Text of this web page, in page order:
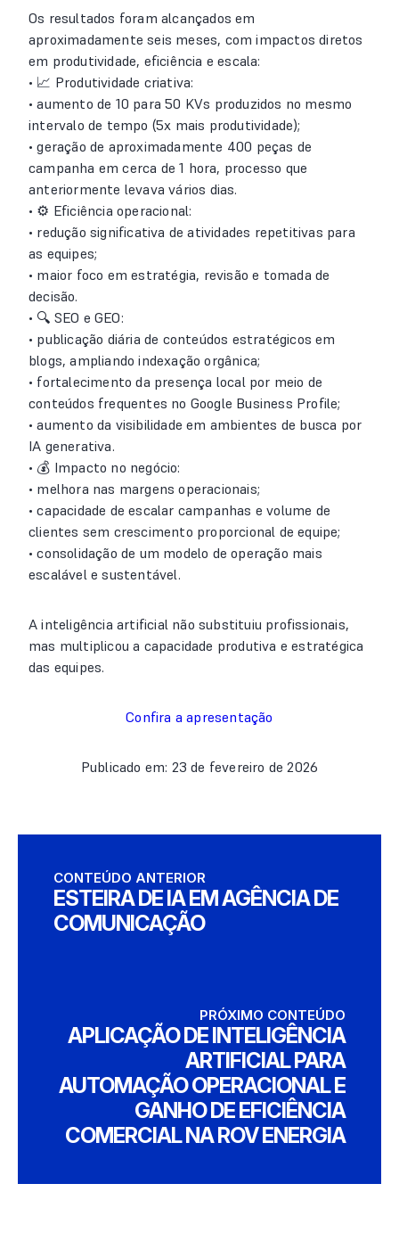
Os resultados foram alcançados em
aproximadamente seis meses, com impactos diretos
em produtividade, eficiência e escala:
• 📈 Produtividade criativa:
• aumento de 10 para 50 KVs produzidos no mesmo
intervalo de tempo (5x mais produtividade);
• geração de aproximadamente 400 peças de
campanha em cerca de 1 hora, processo que
anteriormente levava vários dias.
• ⚙️ Eficiência operacional:
• redução significativa de atividades repetitivas para
as equipes;
• maior foco em estratégia, revisão e tomada de
decisão.
• 🔍 SEO e GEO:
• publicação diária de conteúdos estratégicos em
blogs, ampliando indexação orgânica;
• fortalecimento da presença local por meio de
conteúdos frequentes no Google Business Profile;
• aumento da visibilidade em ambientes de busca por
IA generativa.
• 💰 Impacto no negócio:
• melhora nas margens operacionais;
• capacidade de escalar campanhas e volume de
clientes sem crescimento proporcional de equipe;
• consolidação de um modelo de operação mais
escalável e sustentável.
A inteligência artificial não substituiu profissionais,
mas multiplicou a capacidade produtiva e estratégica
das equipes.
Confira a apresentação
Publicado em: 23 de fevereiro de 2026
CONTEÚDO ANTERIOR
ESTEIRA DE IA EM AGÊNCIA DE
COMUNICAÇÃO
PRÓXIMO CONTEÚDO
APLICAÇÃO DE INTELIGÊNCIA
ARTIFICIAL PARA
AUTOMAÇÃO OPERACIONAL E
GANHO DE EFICIÊNCIA
COMERCIAL NA ROV ENERGIA